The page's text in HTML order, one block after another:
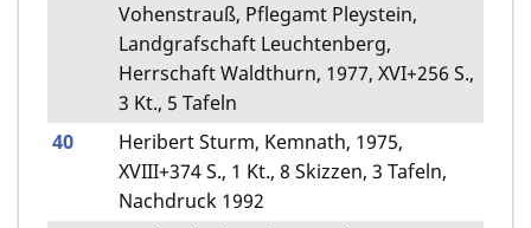
Vohenstrauß, Pflegamt Pleystein,
Landgrafschaft Leuchtenberg,
Herrschaft Waldthurn, 1977, XVI+256 S.,
3 Kt., 5 Tafeln
40
Heribert Sturm, Kemnath, 1975,
XVIII+374 S., 1 Kt., 8 Skizzen, 3 Tafeln,
Nachdruck 1992